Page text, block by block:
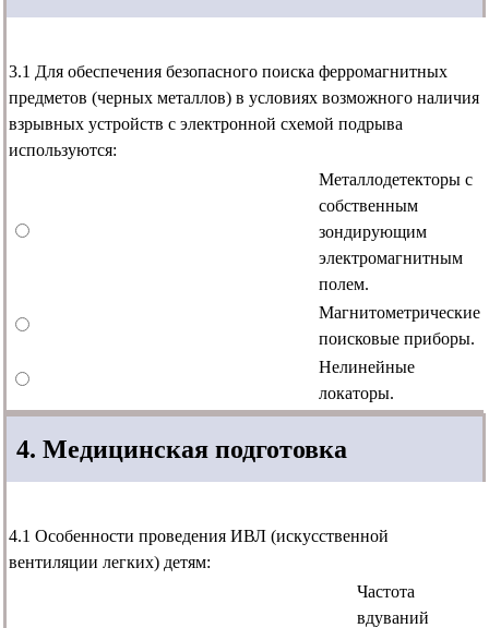
3.1 Для обеспечения безопасного поиска ферромагнитных
предметов (черных металлов) в условиях возможного наличия
взрывных устройств с электронной схемой подрыва
используются:
Металлодетекторы с
собственным
зондирующим
электромагнитным
полем.
Магнитометрические
поисковые приборы.
Нелинейные
локаторы.
4. Медицинская подготовка
4.1 Особенности проведения ИВЛ (искусственной
вентиляции легких) детям:
Частота
вдуваний